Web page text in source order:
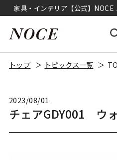
家具・インテリア【公式】
トップ トピックス一覧
2023/08/01
チェアGDY001 ウ